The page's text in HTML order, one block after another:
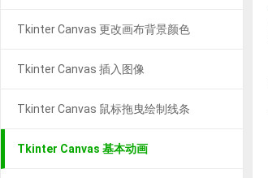
Tkinter Canvas 更改画布背景颜色
Tkinter Canvas 插入图像
Tkinter Canvas 鼠标拖曳绘制线条
Tkinter Canvas 基本动画